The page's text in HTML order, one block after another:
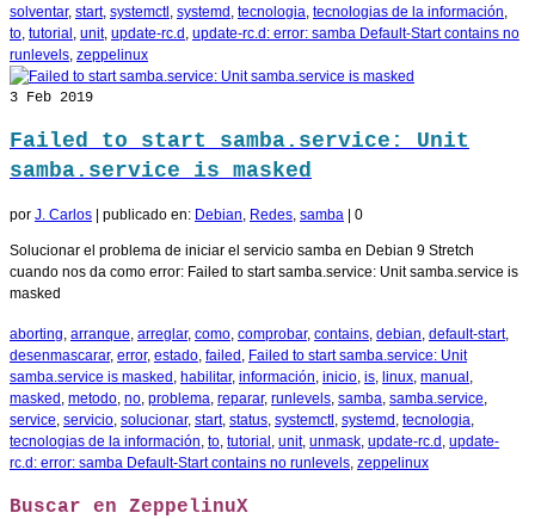
solventar, start, systemctl , systemd , tecnologia, tecnologias de la información,
to, tutorial , unit, update-rc.d , update-rc.d: error: samba Default-Start contains no
runlevels, zeppelinux
3 Feb 2019
Failed to start samba.service: Unit
samba.service is masked
por J. Carlos | publicado en: Debian Redes samba | 0
Solucionar el problema de iniciar el servicio samba en Debian 9 Stretch
cuando nos da como error: Failed to start samba.service: Unit samba.service is
masked
aborting arranque arreglar, como comprobar, contains debian default-start,
desenmascarar, error, estado failed Failed to start samba.service: Unit
samba.service is masked habilitar, información inicio is linux manual
masked metodo no problema reparar, runlevels samba samba.service
service servicio solucionar, start, status systemctl systemd tecnologia
tecnologias de la información to tutorial unit, unmask update-rc.d update-
rc.d: error: samba Default-Start contains no runlevels zeppelinux
Buscar en ZeppelinuX